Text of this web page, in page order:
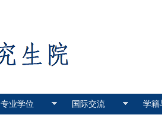
专业学位 国际交流 学籍